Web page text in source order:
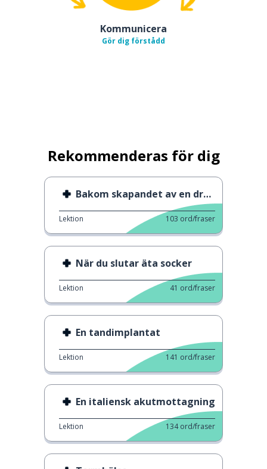
Kommunicera
Gör dig förstådd
Rekommenderas för dig
Bakom skapandet av en drog
Lektion 103 ord/fraser
När du slutar äta socker
Lektion 41 ord/fraser
En tandimplantat
Lektion 141 ord/fraser
En italiensk akutmottagning
Lektion 134 ord/fraser